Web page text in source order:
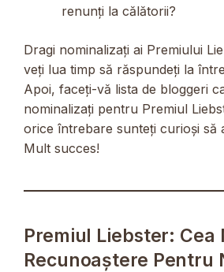
renunți la călătorii?
Dragi nominalizați ai Premiului
veți lua timp să răspundeți la
Apoi, faceți-vă lista de bloggeri
nominalizați pentru Premiul
orice întrebare sunteți curioși să
Mult succes!
Premiul Liebster: Cea
Recunoaștere Pentru